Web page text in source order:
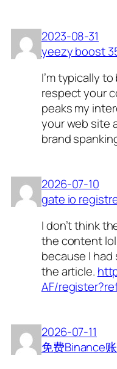
2023-08-31
yeezy boost
I’m typically
respect your
peaks my
your web site
brand
2026-07-10
gate io
I don’t think
the content
because I
the article.
AF/
2026-07-11
免费Binance